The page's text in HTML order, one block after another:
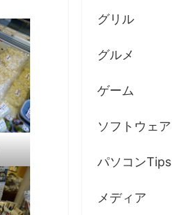
グリル
グルメ
ゲーム
ソフトウェア
パソコンTips
メディア